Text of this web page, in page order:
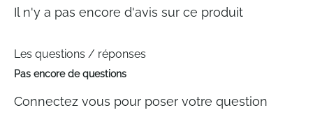
Il n'y a pas encore d'avis sur ce produit
Les questions / réponses
Pas encore de questions
Connectez vous pour poser votre question